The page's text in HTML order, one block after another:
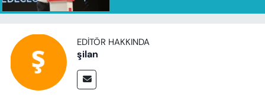
EDITÖR HAKKINDA
şilan